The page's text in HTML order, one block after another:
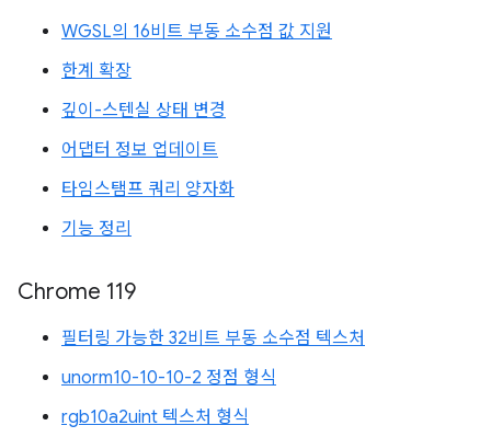
WGSL의 16비트 부동 소수점 값 지원
한계 확장
깊이-스텐실 상태 변경
어댑터 정보 업데이트
타임스탬프 쿼리 양자화
기능 정리
Chrome 119
필터링 가능한 32비트 부동 소수점 텍스처
unorm10-10-10-2 정점 형식
rgb10a2uint 텍스처 형식